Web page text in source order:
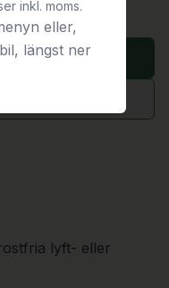
lyft- eller
inkl. moms.
eller,
längst ner